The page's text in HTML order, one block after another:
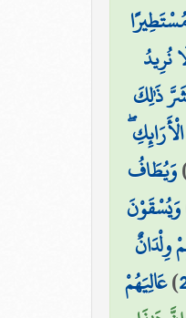
نُرِيدُ
شَرَّ ذَٰلِكَ
وَيُطَافُ
وَيُسْقَوْنَ
)عَالِيَهُمْ